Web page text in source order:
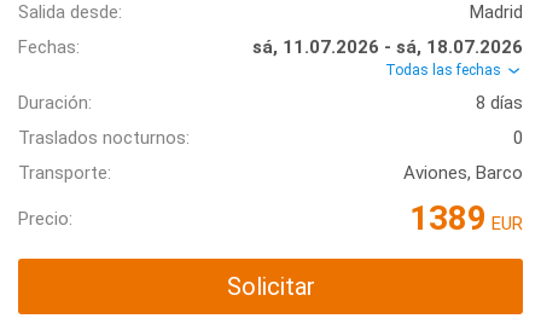
Salida desde:
Madrid
Fechas:
sá, 11.07.2026 - sá, 18.07.2026
Todas las fechas
Duración:
8 días
Traslados nocturnos:
0
Transporte:
Aviones, Barco
Precio: 1389 EUR
Solicitar